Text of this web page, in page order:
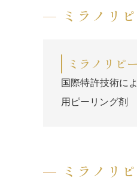
ミラノリ
ミラノリピ
国際特許技術に
用ピーリング剤
ミラノリ